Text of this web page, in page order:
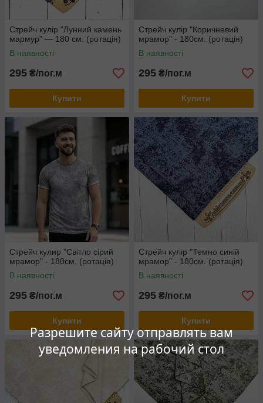
Разрешите сайту отправлять вам
уведомления на рабочий стол
Стрейч кулір "Лунний камень
мармур" — 180 см. (ротація)
В наявності
295 ₴/пог.м
Купити
Стрейч кулір "Коричневий
мрамор" - 180см. (ротація)
В наявності
295 ₴/пог.м
Купити
Стрейч кулир "Світло сірий
мрамор" - 180см. (ротація)
В наявності
295 ₴/пог.м
Купити
Стрейч кулір "Темно синій
мрамор" - 180см. (ротація)
В наявності
295 ₴/пог.м
Купити